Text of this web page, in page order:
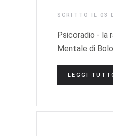
SCRITTO IL 03
Psicoradio - la
Mentale di
LEGGI